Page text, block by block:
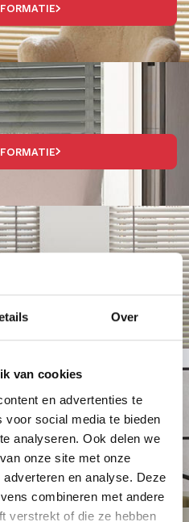
Over
van cookies
en advertenties te
voor social media te bieden
analyseren. Ook delen we
onze site met onze
en analyse. Deze
combineren met andere
verstrekt of die ze hebben